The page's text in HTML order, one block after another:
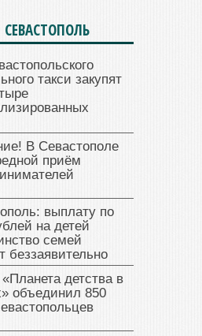
такси закупят
В Севастополе
приём
выплату по
на детей
семей
беззаявительно
«Планета детства в
объединил 850